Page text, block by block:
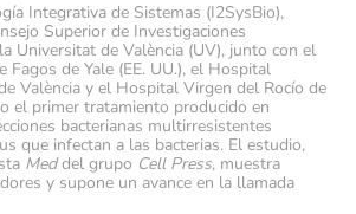
Integrativa de Sistemas (I2SysBio),
Superior de Investigaciones
Universitat de València (UV), junto con el
Fagos de Yale (EE. UU.), el Hospital
València y el Hospital Virgen del Rocío de
el primer tratamiento producido en
bacterianas multirresistentes
que infectan a las bacterias. El estudio,
Meddel grupo Cell Press, muestra
y supone un avance en la llamada